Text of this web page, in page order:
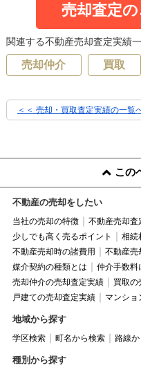
売却査定
関連する不動産売却査定実績
売却仲介 買取
＜＜ 売却・買取査定実績の一覧
この
不動産の売却をしたい
当社の売却の特徴 不動産売却査
少しでも高く売るポイント
相続
不動産売却時の諸費用
不動産売
媒介契約の種類とは
仲介手数料
売却仲介の売却査定実績
買取の
戸建ての売却査定実績
マンショ
地域から探す
学区検索 町名から検索 路線
種別から探す